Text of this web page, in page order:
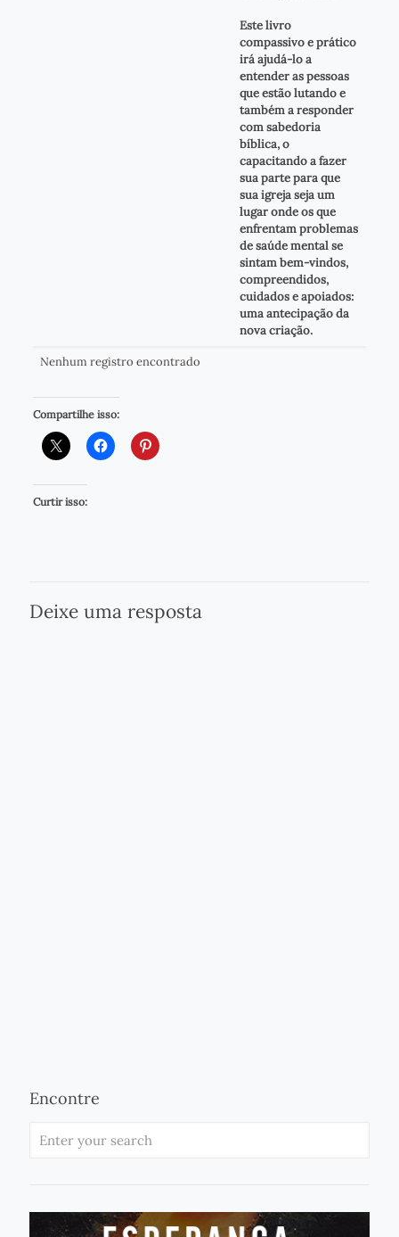
Este livro
compassivo e prático
irá ajudá-lo a
entender as pessoas
que estão lutando e
também a responder
com sabedoria
bíblica, o
capacitando a fazer
sua parte para que
sua igreja seja um
lugar onde os que
enfrentam problemas
de saúde mental se
sintam bem-vindos,
compreendidos,
cuidados e apoiados:
uma antecipação da
nova criação.
Nenhum registro encontrado
Compartilhe isso:
Curtir isso:
Deixe uma resposta
Encontre